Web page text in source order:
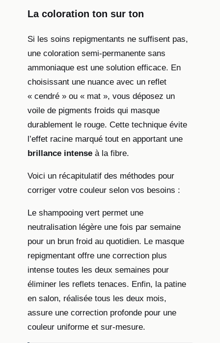
La coloration ton sur ton
Si les soins repigmentants ne suffisent pas,
une coloration semi-permanente sans
ammoniaque est une solution efficace. En
choisissant une nuance avec un reflet
« cendré » ou « mat », vous déposez un
voile de pigments froids qui masque
durablement le rouge. Cette technique évite
l’effet racine marqué tout en apportant une
brillance intense à la fibre.
Voici un récapitulatif des méthodes pour
corriger votre couleur selon vos besoins :
Le shampooing vert permet une
neutralisation légère une fois par semaine
pour un brun froid au quotidien. Le masque
repigmentant offre une correction plus
intense toutes les deux semaines pour
éliminer les reflets tenaces. Enfin, la patine
en salon, réalisée tous les deux mois,
assure une correction profonde pour une
couleur uniforme et sur-mesure.